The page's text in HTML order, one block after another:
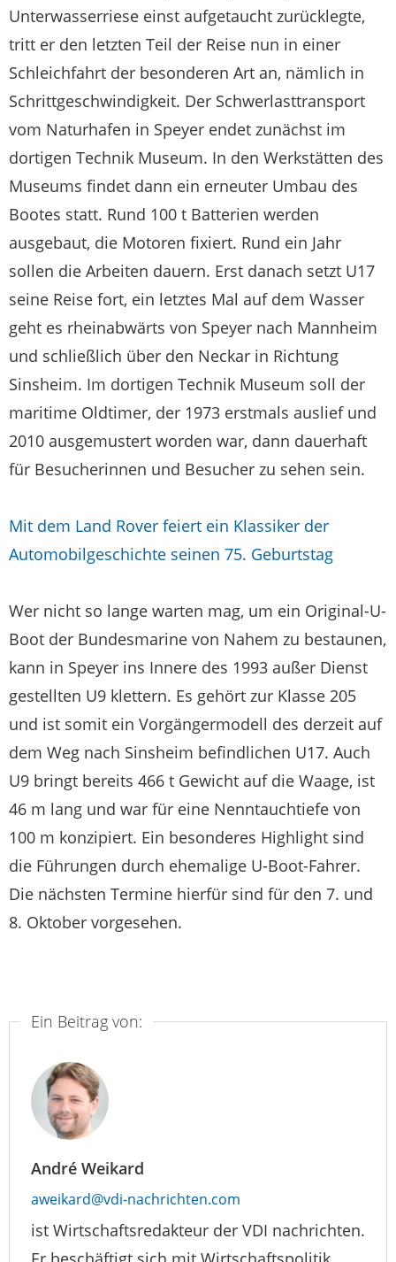
Unterwasserriese einst aufgetaucht zurücklegte,
tritt er den letzten Teil der Reise nun in einer
Schleichfahrt der besonderen Art an, nämlich in
Schrittgeschwindigkeit. Der Schwerlasttransport
vom Naturhafen in Speyer endet zunächst im
dortigen Technik Museum. In den Werkstätten des
Museums findet dann ein erneuter Umbau des
Bootes statt. Rund 100 t Batterien werden
ausgebaut, die Motoren fixiert. Rund ein Jahr
sollen die Arbeiten dauern. Erst danach setzt U17
seine Reise fort, ein letztes Mal auf dem Wasser
geht es rheinabwärts von Speyer nach Mannheim
und schließlich über den Neckar in Richtung
Sinsheim. Im dortigen Technik Museum soll der
maritime Oldtimer, der 1973 erstmals auslief und
2010 ausgemustert worden war, dann dauerhaft
für Besucherinnen und Besucher zu sehen sein.
Mit dem Land Rover feiert ein Klassiker der
Automobilgeschichte seinen 75. Geburtstag
Wer nicht so lange warten mag, um ein Original-U-
Boot der Bundesmarine von Nahem zu bestaunen,
kann in Speyer ins Innere des 1993 außer Dienst
gestellten U9 klettern. Es gehört zur Klasse 205
und ist somit ein Vorgängermodell des derzeit auf
dem Weg nach Sinsheim befindlichen U17. Auch
U9 bringt bereits 466 t Gewicht auf die Waage, ist
46 m lang und war für eine Nenntauchtiefe von
100 m konzipiert. Ein besonderes Highlight sind
die Führungen durch ehemalige U-Boot-Fahrer.
Die nächsten Termine hierfür sind für den 7. und
8. Oktober vorgesehen.
Ein Beitrag von:
André Weikard
aweikard@vdi-nachrichten.com
ist Wirtschaftsredakteur der VDI nachrichten.